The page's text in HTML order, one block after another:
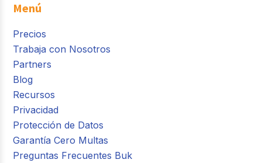
Menú
Precios
Trabaja con Nosotros
Partners
Blog
Recursos
Privacidad
Protección de Datos
Garantía Cero Multas
Preguntas Frecuentes Buk